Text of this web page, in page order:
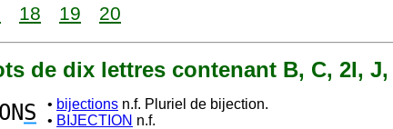
18 19 20
de dix lettres contenant B, C, 2I, J,
ONS • bijections n.f. Pluriel de bijection.
• BIJECTION n.f.